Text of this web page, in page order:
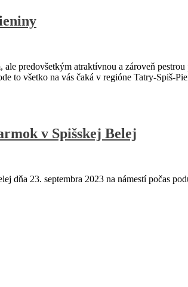
predovšetkým atraktívnou a zároveň
to všetko na vás čaká v regióne Tatry-Spiš-
v Spišskej Belej
dňa 23. septembra 2023 na námestí počas